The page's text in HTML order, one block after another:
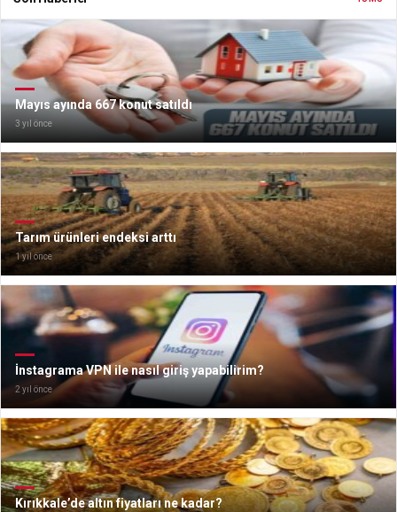
Mayıs ayında 667 konut satıldı
3 yıl önce
Tarım ürünleri endeksi arttı
1 yıl önce
İnstagrama VPN ile nasıl giriş yapabilirim?
2 yıl önce
Kırıkkale’de altın fiyatları ne kadar?